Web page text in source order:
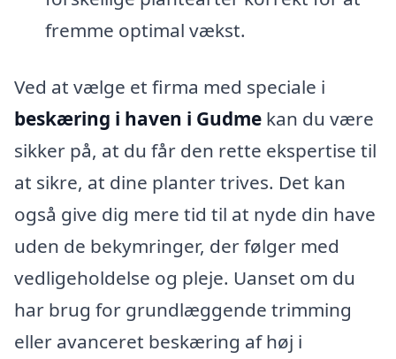
fremme optimal vækst.
Ved at vælge et firma med speciale i
beskæring i haven i Gudme kan du være
sikker på, at du får den rette ekspertise til
at sikre, at dine planter trives. Det kan
også give dig mere tid til at nyde din have
uden de bekymringer, der følger med
vedligeholdelse og pleje. Uanset om du
har brug for grundlæggende trimming
eller avanceret beskæring af høj i